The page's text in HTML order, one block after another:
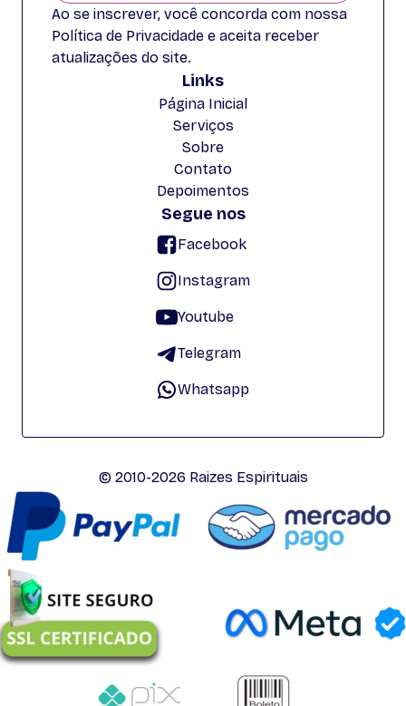
Ao se inscrever, você concorda com nossa
Política de Privacidade e aceita receber
atualizações do site.
Links
Página Inicial
Serviços
Sobre
Contato
Depoimentos
Segue nos
Facebook
Instagram
Youtube
Telegram
Whatsapp
© 2010-2026 Raizes Espirituais